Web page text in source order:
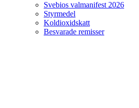
Svebios valmanifest 2026
Styrmedel
Koldioxidskatt
Besvarade remisser